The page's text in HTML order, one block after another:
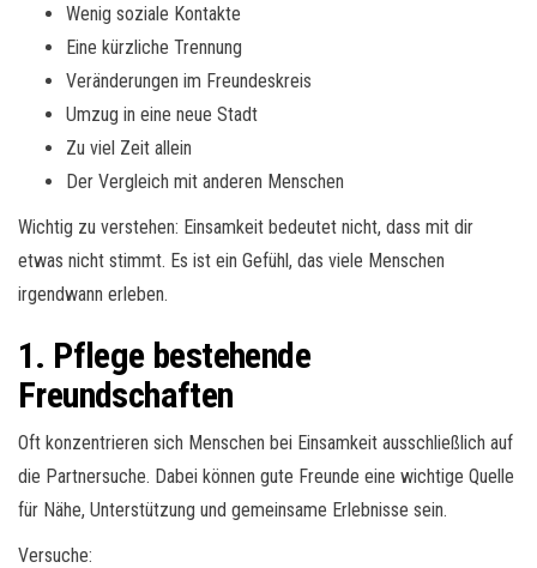
Wenig soziale Kontakte
Eine kürzliche Trennung
Veränderungen im Freundeskreis
Umzug in eine neue Stadt
Zu viel Zeit allein
Der Vergleich mit anderen Menschen
Wichtig zu verstehen: Einsamkeit bedeutet nicht, dass mit dir
etwas nicht stimmt. Es ist ein Gefühl, das viele Menschen
irgendwann erleben.
1. Pflege bestehende
Freundschaften
Oft konzentrieren sich Menschen bei Einsamkeit ausschließlich auf
die Partnersuche. Dabei können gute Freunde eine wichtige Quelle
für Nähe, Unterstützung und gemeinsame Erlebnisse sein.
Versuche: